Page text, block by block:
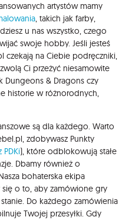
artystów mamy
, takich jak farby,
u nas wszystko, czego
swoje hobby. Jeśli jesteś
czekają na Ciebie podręczniki,
Ci przeżyć niesamowite
Dungeons & Dragons czy
historie w różnorodnych,
są dla każdego. Warto
zdobywasz Punkty
PDKi), które odblokowują stałe
Dbamy również o
bohaterska ekipa
o to, aby zamówione gry
Do każdego zamówienia
Twojej przesyłki. Gdy